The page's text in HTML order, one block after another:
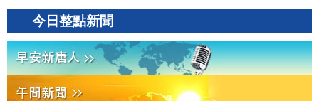
今日整點新聞